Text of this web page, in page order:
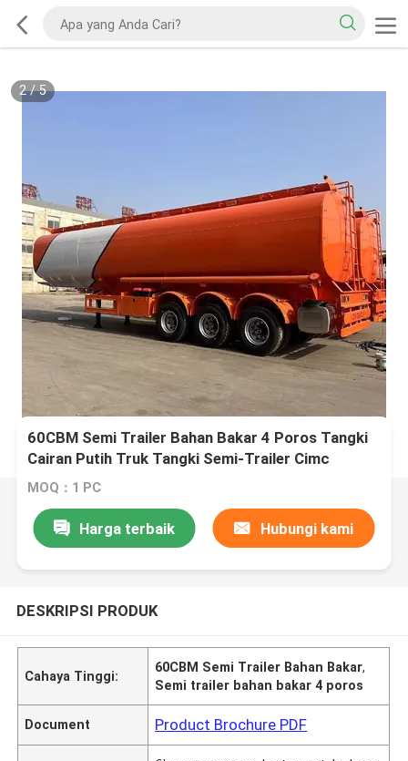
2/5
60CBM Semi Trailer Bahan Bakar 4 Poros Tangki
Cairan Putih Truk Tangki Semi-Trailer Cimc
Tangki Bahan Bakar Trailer
MOQ：1 PC
Harga terbaik Hubungi kami
DESKRIPSI PRODUK
Cahaya Tinggi:
60CBM Semi Trailer Bahan Bakar,
Semi trailer bahan bakar 4 poros
Document Product Brochure PDF